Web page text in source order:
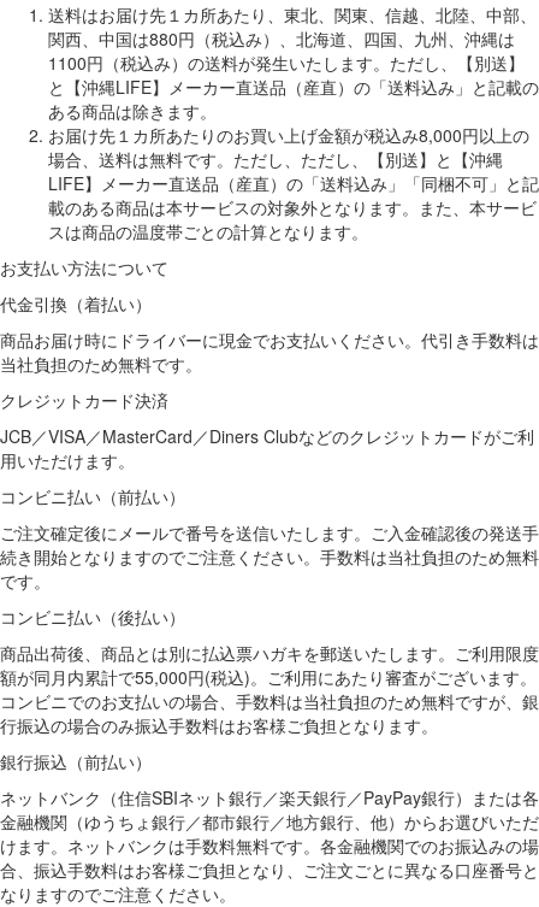
送料はお届け先１カ所あたり、東北、関東、信越、北陸、中部、
関西、中国は880円（税込み）、北海道、四国、九州、沖縄は
1100円（税込み）の送料が発生いたします。ただし、【別送】
と【沖縄LIFE】メーカー直送品（産直）の「送料込み」と記載の
ある商品は除きます。
お届け先１カ所あたりのお買い上げ金額が税込み8,000円以上の
場合、送料は無料です。ただし、ただし、【別送】と【沖縄
LIFE】メーカー直送品（産直）の「送料込み」「同梱不可」と記
載のある商品は本サービスの対象外となります。また、本サービ
スは商品の温度帯ごとの計算となります。
お支払い方法について
代金引換（着払い）
商品お届け時にドライバーに現金でお支払いください。代引き手数料は
当社負担のため無料です。
クレジットカード決済
JCB／VISA／MasterCard／Diners Clubなどのクレジットカードがご利
用いただけます。
コンビニ払い（前払い）
ご注文確定後にメールで番号を送信いたします。ご入金確認後の発送手
続き開始となりますのでご注意ください。手数料は当社負担のため無料
です。
コンビニ払い（後払い）
商品出荷後、商品とは別に払込票ハガキを郵送いたします。ご利用限度
額が同月内累計で55,000円(税込)。ご利用にあたり審査がございます。
コンビニでのお支払いの場合、手数料は当社負担のため無料ですが、銀
行振込の場合のみ振込手数料はお客様ご負担となります。
銀行振込（前払い）
ネットバンク（住信SBIネット銀行／楽天銀行／PayPay銀行）または各
金融機関（ゆうちょ銀行／都市銀行／地方銀行、他）からお選びいただ
けます。ネットバンクは手数料無料です。各金融機関でのお振込みの場
合、振込手数料はお客様ご負担となり、ご注文ごとに異なる口座番号と
なりますのでご注意ください。